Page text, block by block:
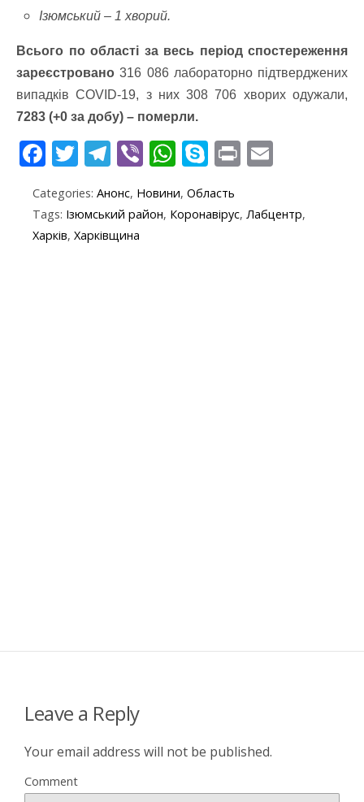
Ізюмський – 1 хворий.
Всього по області за весь період спостереження
зареєстровано 316 086 лабораторно підтверджених
випадків СOVID-19, з них 308 706 хворих одужали,
7283 (+0 за добу) – померли.
F
ac
e
b
T
w
itt
er
T
el
e
gr
Vi
b
er
W
h
at
s
S
k
y
p
Pr
in
t ai
l
Categories: Анонс, Новини, Область
Tags: Ізюмський район, Коронавірус, Лабцентр,
Харків, Харківщина
Leave a Reply
Your email address will not be published.
Comment